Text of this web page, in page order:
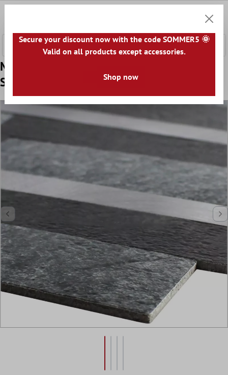
Muster von Vinyl Mosaikfliesen Mirbach
Selbstklebend Schwarz Silber
Secure your discount now with the code SOMMER5 🌞
Valid on all products except accessories.
Shop now